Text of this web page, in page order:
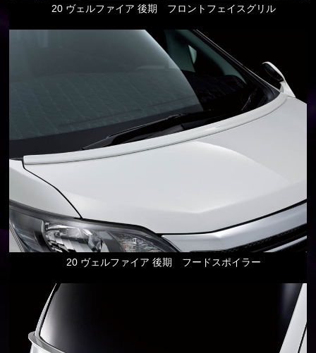
20 ヴェルファイア 後期 フロントフェイスグリル
20 ヴェルファイア 後期 フードスポイラー